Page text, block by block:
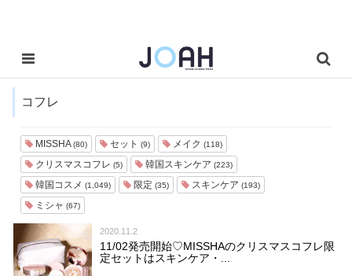
コフレ
MISSHA(80) セット (9) メイク (118)
クリスマスコフレ (5) 韓国スキンケア (223)
韓国コスメ (1,049) 限定 (35) スキンケア (193)
ミシャ (67)
2020.11.2
11/02発売開始♡MISSHAのクリスマスコフレ限
定セットはスキンケア・...